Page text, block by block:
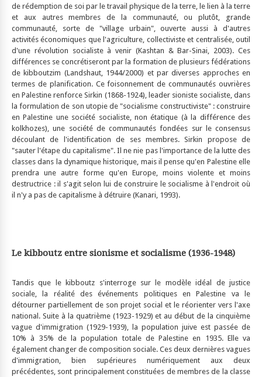
de rédemption de soi par le travail physique de la terre, le lien à la terre
et aux autres membres de la communauté, ou plutôt, grande
communauté, sorte de "village urbain", ouverte aussi à d'autres
activités économiques que l'agriculture, collectiviste et centralisée, outil
d'une révolution socialiste à venir (Kashtan & Bar-Sinai, 2003). Ces
différences se concrétiseront par la formation de plusieurs fédérations
de kibboutzim (Landshaut, 1944/2000) et par diverses approches en
termes de planification. Ce foisonnement de communautés ouvrières
en Palestine renforce Sirkin (1868-1924), leader sioniste socialiste, dans
la formulation de son utopie de "socialisme constructiviste" : construire
en Palestine une société socialiste, non étatique (à la différence des
kolkhozes), une société de communautés fondées sur le consensus
découlant de l'identification de ses membres. Sirkin propose de
"sauter l'étape du capitalisme". Il ne nie pas l'importance de la lutte des
classes dans la dynamique historique, mais il pense qu'en Palestine elle
prendra une autre forme qu'en Europe, moins violente et moins
destructrice : il s'agit selon lui de construire le socialisme à l'endroit où
il n'y a pas de capitalisme à détruire (Kanari, 1993).
Le kibboutz entre sionisme et socialisme (1936-1948)
Tandis que le kibboutz s'interroge sur le modèle idéal de justice
sociale, la réalité des événements politiques en Palestine va le
détourner partiellement de son projet social et le réorienter vers l'axe
national. Suite à la quatrième (1923-1929) et au début de la cinquième
vague d'immigration (1929-1939), la population juive est passée de
10% à 35% de la population totale de Palestine en 1935. Elle va
également changer de composition sociale. Ces deux dernières vagues
d'immigration, bien supérieures numériquement aux deux
précédentes, sont principalement constituées de membres de la classe